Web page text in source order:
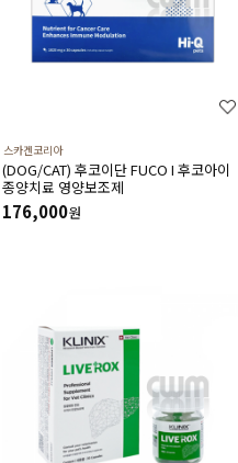
스카겐코리아
(DOG/CAT) 후코이단 FUCO I 후코아이
종양치료 영양보조제
176,000원